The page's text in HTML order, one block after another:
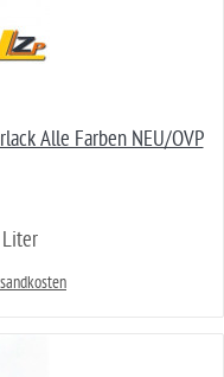
Alle Farben NEU/OVP
Liter